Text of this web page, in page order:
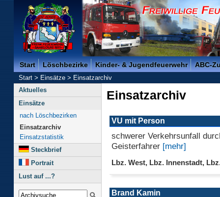
Freiwillige Feuerwehr der Kreisstadt Saarlouis -
Start Löschbezirke Kinder- & Jugendfeuerwehr ABC-
Start>Einsätze>Einsatzarchiv
Aktuelles
Einsätze
nach Löschbezirken
Einsatzarchiv
Einsatzstatistik
Steckbrief
Portrait
Lust auf ...?
Einsatzarchiv
VU mit Person
schwerer Verkehrsunfall
Geisterfahrer [mehr]
Lbz. West, Lbz. Innenstadt,
Brand Kamin